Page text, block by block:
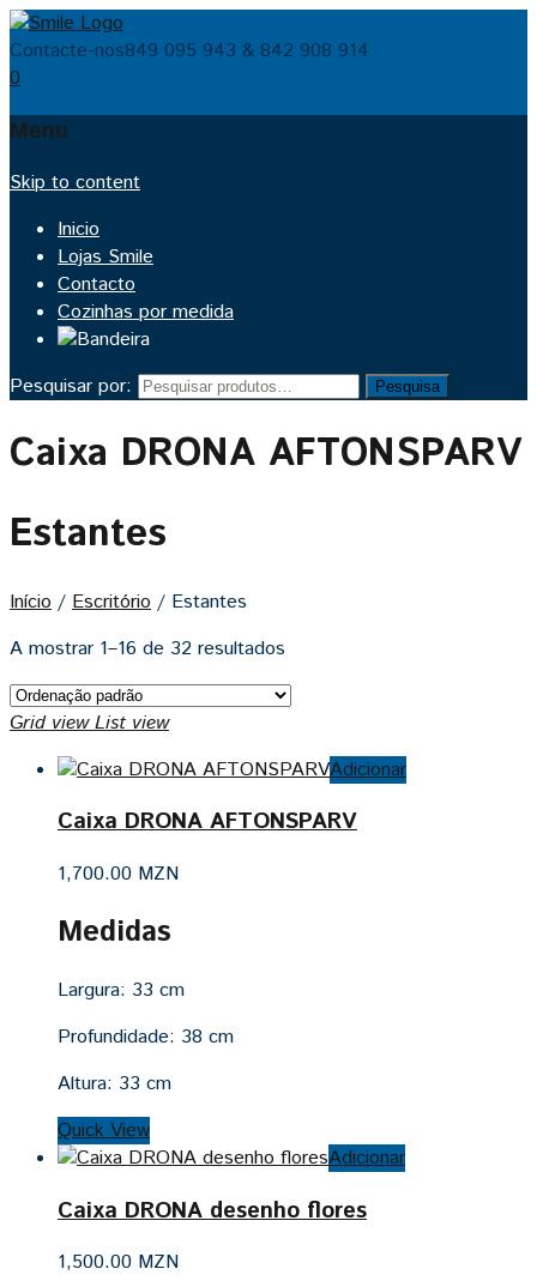
Contacte-nos849 095 943 & 842 908 914
0
Menu
Skip to content
Inicio
Lojas Smile
Contacto
Cozinhas por medida
Pesquisar por: Pesquisa
Caixa DRONA AFTONSPARV
Estantes
Início / Escritório / Estantes
A mostrar 1–16 de 32 resultados
Grid view List view
Adicionar
Caixa DRONA AFTONSPARV
1,700.00 MZN
Medidas
Largura: 33 cm
Profundidade: 38 cm
Altura: 33 cm
Quick View
Adicionar
Caixa DRONA desenho flores
1,500.00 MZN